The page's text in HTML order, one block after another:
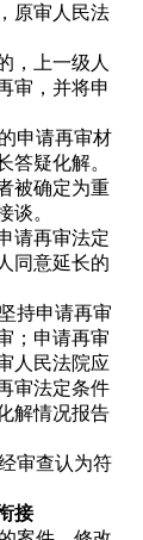
原审人民法
，上一级人
审，并将申
申请再审材
答疑化解。
被确定为重
谈。
请再审法定
同意延长的
持申请再审
；申请再审
人民法院应
审法定条件
解情况报告
审查认为符
接